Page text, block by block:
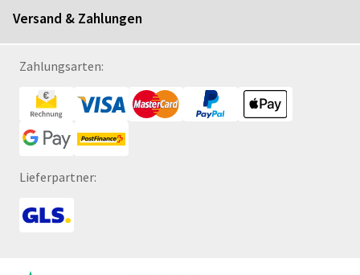
Versand & Zahlungen
Zahlungsarten:
Lieferpartner: